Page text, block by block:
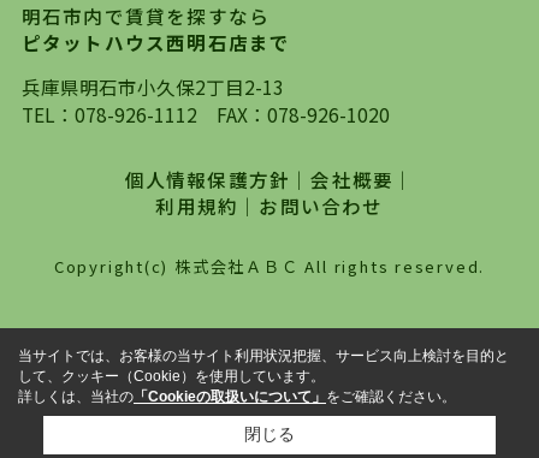
自身でインターネットを利用し、理想のお部屋を
探していただき、選択していただいた物件情報に
対して、専門知識を持ったスタッフがサポートさ
せていただくスタイルを心がけております。私た
は、一度だけでは終わらない、お客様との末長い
お付き合いです。初めての一人暮らしから、就
職・ご結婚・売買物件の購入、などなど一生涯に
わたる、良きアドバイザーとして、地域に密着し
た営業スタイルで様々なお役立ちができればと強
わせください。
明石市内で賃貸を探すなら
ピタットハウス西明石店まで
兵庫県明石市小久保2丁目2-13
TEL： 078-926-1112 FAX：078-926-1020
個人情報保護方針 ｜会社概要 ｜
利用規約 ｜ お問い合わせ
Copyright(c) 株式会社ＡＢＣ All rights reserved.
当サイトでは、お客様の当サイト利用状況把握、サービス向上検討を目的と
して、クッキー（Cookie）を使用しています。
詳しくは、当社の 「Cookieの取扱いについて」 をご確認ください。
閉じる